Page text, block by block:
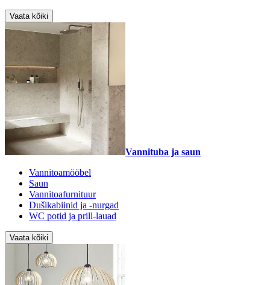
Vaata kõiki
Vannituba ja saun
Vannitoamööbel
Saun
Vannitoafurnituur
Dušikabiinid ja -nurgad
WC potid ja prill-lauad
Vaata kõiki